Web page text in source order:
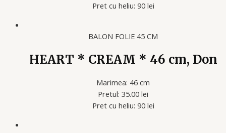
Pret cu heliu: 90 lei
BALON FOLIE 45 CM
HEART * CREAM * 46 cm, Don
Marimea: 46 cm
Pretul: 35.00 lei
Pret cu heliu: 90 lei